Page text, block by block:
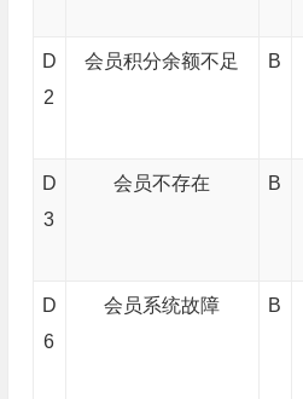
D
2
会员积分余额不足 B
D
3
会员不存在 B
D
6
会员系统故障 B